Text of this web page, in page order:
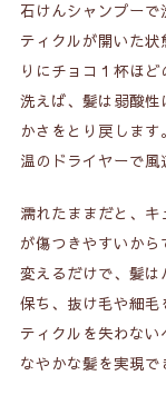
石けんシャンプー
ティクルが開いた
りにチョコ１杯ほ
洗えば、髪は弱酸
かさをとり戻しま
温のドライヤーで風
濡れたままだと、
が傷つきやすいか
変えるだけで、髪
保ち、抜け毛や細
ティクルを失わな
なやかな髪を実現で